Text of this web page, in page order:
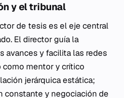
y el tribunal
de tesis es el eje central
El director guía la
avances y facilita las redes
como mentor y crítico
jerárquica estática;
constante y negociación de